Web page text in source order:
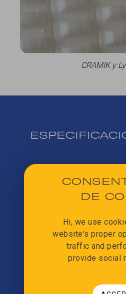
CRAMIK y
Rango de flujo
DE
Hi, we use
website's proper
traffic and
provide social